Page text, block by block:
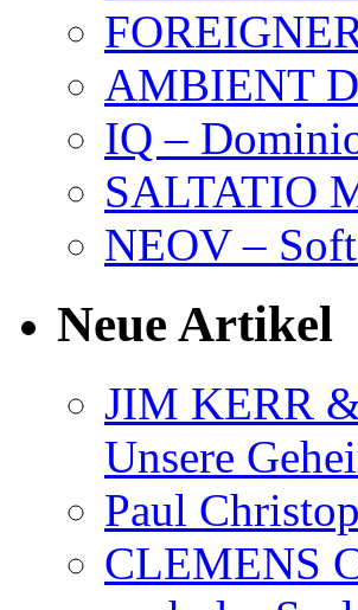
AMBIENT
IQ –
SALTATIO
NEOV –
Neue Artikel
JIM KERR
Unsere
Paul
CLEMENS